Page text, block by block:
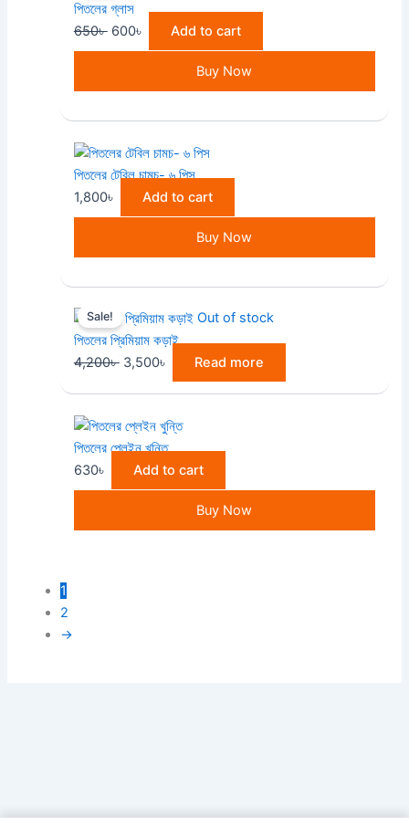
পিতলের গ্লাস
650৳
was:
650৳ .
600৳
is:
600৳ .Add to cart
Buy Now
পিতলের টেবিল চামচ- ৬ পিস
1,800৳ Add to cart
Buy Now
Out of stock
Sale!
পিতলের প্রিমিয়াম কড়াই
4,200৳
price
was:
4,200৳ .
3,500৳
price
is:
3,500৳ .Read more
পিতলের প্লেইন খুন্তি
630৳ Add to cart
Buy Now
1
2
→